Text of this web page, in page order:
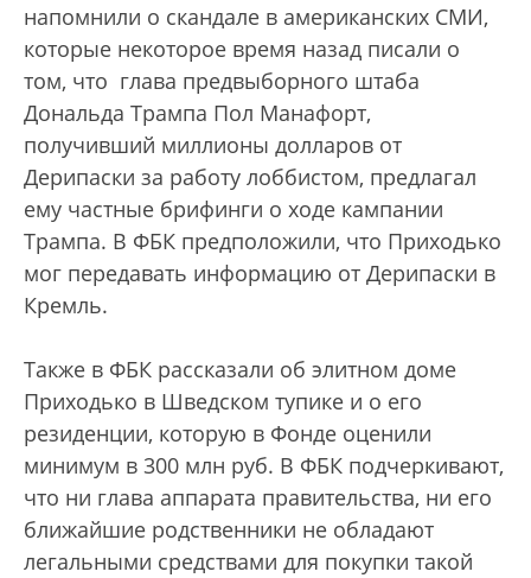
напомнили о скандале в американских СМИ,
которые некоторое время назад писали о
том, что глава предвыборного штаба
Дональда Трампа Пол Манафорт,
получивший миллионы долларов от
Дерипаски за работу лоббистом, предлагал
ему частные брифинги о ходе кампании
Трампа. В ФБК предположили, что Приходько
мог передавать информацию от Дерипаски в
Кремль.
Также в ФБК рассказали об элитном доме
Приходько в Шведском тупике и о его
резиденции, которую в Фонде оценили
минимум в 300 млн руб. В ФБК подчеркивают,
что ни глава аппарата правительства, ни его
ближайшие родственники не обладают
легальными средствами для покупки такой